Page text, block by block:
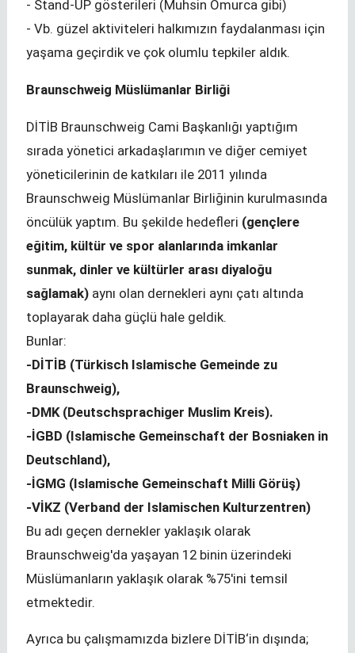
- Stand-UP gösterileri (Muhsin Omurca gibi)
- Vb. güzel aktiviteleri halkımızın faydalanması için
yaşama geçirdik ve çok olumlu tepkiler aldık.
Braunschweig Müslümanlar Birliği
DİTİB Braunschweig Cami Başkanlığı yaptığım
sırada yönetici arkadaşlarımın ve diğer cemiyet
yöneticilerinin de katkıları ile 2011 yılında
Braunschweig Müslümanlar Birliğinin kurulmasında
öncülük yaptım. Bu şekilde hedefleri (gençlere
eğitim, kültür ve spor alanlarında imkanlar
sunmak, dinler ve kültürler arası diyaloğu
sağlamak) aynı olan dernekleri aynı çatı altında
toplayarak daha güçlü hale geldik.
Bunlar:
-DİTİB (Türkisch Islamische Gemeinde zu
Braunschweig),
-DMK (Deutschsprachiger Muslim Kreis).
-İGBD (Islamische Gemeinschaft der Bosniaken in
Deutschland),
-İGMG (Islamische Gemeinschaft Milli Görüş)
-VİKZ (Verband der Islamischen Kulturzentren)
Bu adı geçen dernekler yaklaşık olarak
Braunschweig'da yaşayan 12 binin üzerindeki
Müslümanların yaklaşık olarak %75'ini temsil
etmektedir.
Ayrıca bu çalışmamızda bizlere DİTİB‘in dışında;